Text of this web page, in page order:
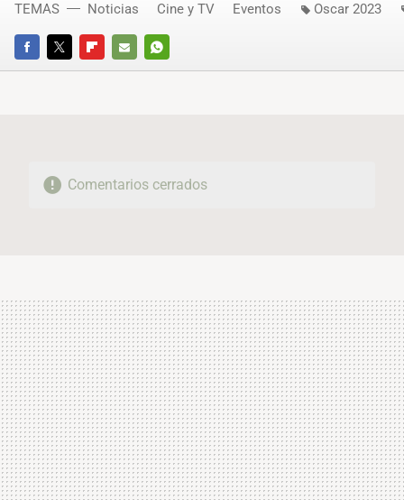
FACEBOOKTWITTERFLIPBOARD
E-
WHATSAPP
TEMAS Noticias Cine y TV Eventos Oscar 2023
Comentarios cerrados